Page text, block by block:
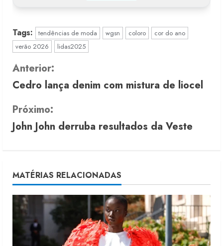
Tags: tendências de moda wgsn coloro
cor do ano
verão 2026
lidas2025
C
o
n
t
n
u
e
Anterior:
Cedro lança denim com mistura de liocel
Próximo:
John John derruba resultados da Veste
MATÉRIAS RELACIONADAS